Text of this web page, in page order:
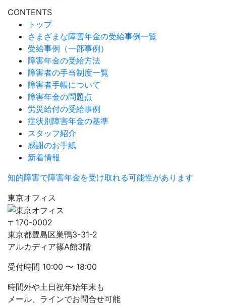
CONTENTS
トップ
さまざまな障害年金の受給事例一覧
受給事例（一部事例）
障害年金の受給方法
障害者の手当制度一覧
障害者手帳について
障害年金の問題点
労災給付の受給事例
症状別障害年金の基準
スタッフ紹介
感謝のお手紙
新着情報
知的障害で障害年金を受け取れる可能性があります
東京オフィス
〒170-0002
東京都豊島区巣鴨3-31-2
アルカディア篠A館3階
受付時間 10:00 〜 18:00
時間外や土日祝年始年末も
メール、ラインでお問合せ可能